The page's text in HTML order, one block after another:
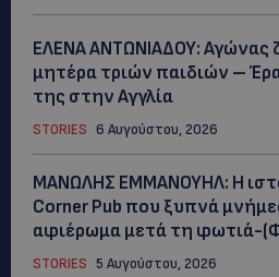
ΕΛΕΝΑ ΑΝΤΩΝΙΑΔΟΥ: Αγώνας
μητέρα τριών παιδιών –
της στην Αγγλία
STORIES 6 Αυγούστου, 2026
ΜΑΝΩΛΗΣ ΕΜΜΑΝΟΥΗΛ: Η
Corner Pub που ξυπνά
αφιέρωμα μετά τη φωτιά-
STORIES 5 Αυγούστου, 2026